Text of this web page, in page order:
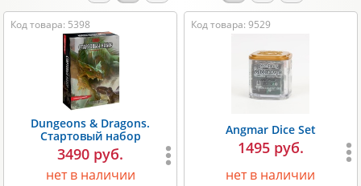
Код товара: 5398
Dungeons & Dragons.
Стартовый набор
3490 руб.
нет в наличии
Код товара: 9529
Angmar Dice Set
1495 руб.
нет в наличии